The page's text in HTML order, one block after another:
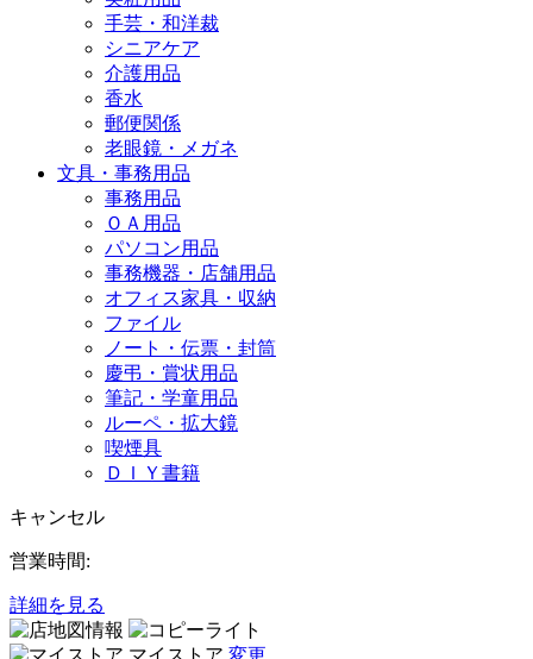
手芸・和洋裁
シニアケア
介護用品
香水
郵便関係
老眼鏡・メガネ
文具・事務用品
事務用品
ＯＡ用品
パソコン用品
事務機器・店舗用品
オフィス家具・収納
ファイル
ノート・伝票・封筒
慶弔・賞状用品
筆記・学童用品
ルーペ・拡大鏡
喫煙具
ＤＩＹ書籍
キャンセル
営業時間:
詳細を見る
マイストア 変更